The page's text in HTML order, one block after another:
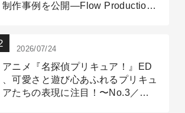
制作事例を公開―Flow Production
2026/07/24
アニメ『名探偵プリキュア！』ED
、可愛さと遊び心あふれるプリキュ
アたちの表現に注目！〜No.3／ア